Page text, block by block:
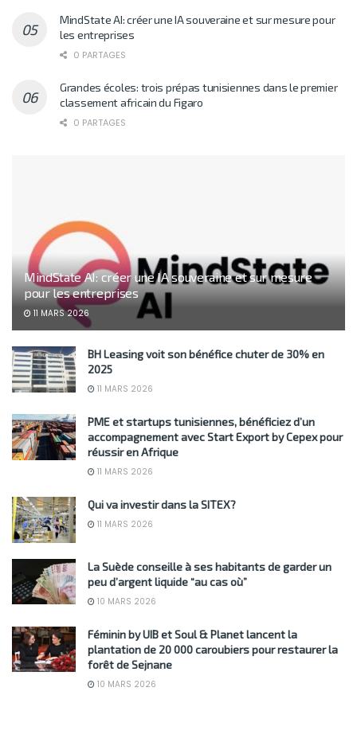
MindState AI: créer une IA souveraine et sur mesure pour
les entreprises
0 PARTAGES
Grandes écoles: trois prépas tunisiennes dans le premier
classement africain du Figaro
0 PARTAGES
MindState AI: créer une IA souveraine et sur mesure
pour les entreprises
11 MARS 2026
BH Leasing voit son bénéfice chuter de 30% en
2025
11 MARS 2026
PME et startups tunisiennes, bénéficiez d’un
accompagnement avec Start Export by Cepex pour
réussir en Afrique
11 MARS 2026
Qui va investir dans la SITEX?
11 MARS 2026
La Suède conseille à ses habitants de garder un
peu d’argent liquide “au cas où”
10 MARS 2026
Féminin by UIB et Soul & Planet lancent la
plantation de 20 000 caroubiers pour restaurer la
forêt de Sejnane
10 MARS 2026